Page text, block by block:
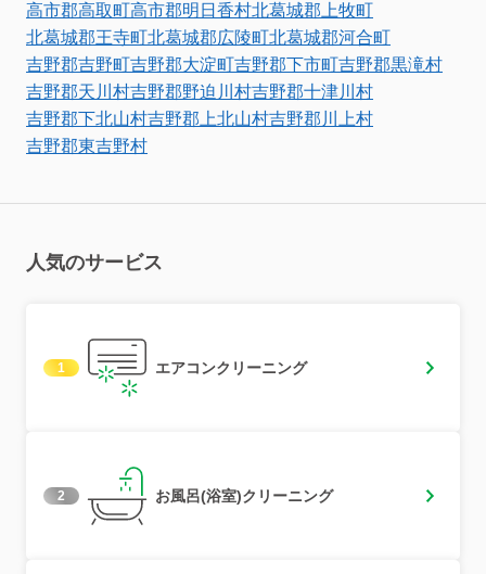
高市郡高取町高市郡明日香村北葛城郡上牧町
北葛城郡王寺町北葛城郡広陵町北葛城郡河合町
吉野郡吉野町吉野郡大淀町吉野郡下市町吉野郡黒滝村
吉野郡天川村吉野郡野迫川村吉野郡十津川村
吉野郡下北山村吉野郡上北山村吉野郡川上村
吉野郡東吉野村
人気のサービス
1 エアコンクリーニング
2 お風呂(浴室)クリーニング